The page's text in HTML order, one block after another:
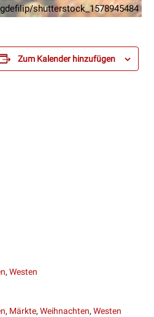
gdefilip/shutterstock_1578945484
Zum Kalender hinzufügen
, Westen
, Märkte, Weihnachten, Westen